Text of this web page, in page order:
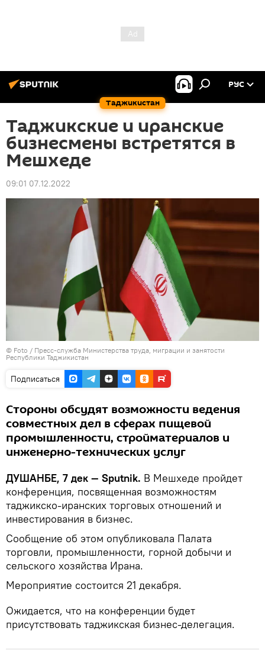
Таджикистан
РУС
Таджикские и иранские
бизнесмены встретятся в
Мешхеде
09:01 07.12.2022
© Foto / Пресс-служба Министерства труда, миграции и занятости
Республики Таджикистан
Подписаться
Стороны обсудят возможности ведения
совместных дел в сферах пищевой
промышленности, стройматериалов и
инженерно-технических услуг
ДУШАНБЕ, 7 дек — Sputnik. В Мешхеде пройдет
конференция, посвященная возможностям
таджикско-иранских торговых отношений и
инвестирования в бизнес.
Сообщение об этом опубликовала Палата
торговли, промышленности, горной добычи и
сельского хозяйства Ирана.
Мероприятие состоится 21 декабря.
Ожидается, что на конференции будет
присутствовать таджикская бизнес-делегация.